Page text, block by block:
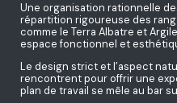
Une organisation rationnelle
répartition rigoureuse des
comme le Terra Albatre et
espace fonctionnel et
Le design strict et l’aspect
rencontrent pour offrir une
plan de travail se mêle au bar